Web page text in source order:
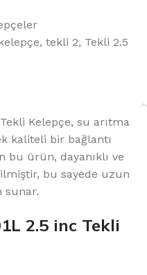
, tekli 2, Tekli 2.5
Kelepçe, su arıtma
kaliteli bir bağlantı
bu ürün, dayanıklı ve
bu sayede uzun
sunar.
2.5 inc Tekli